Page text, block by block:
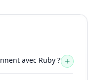
avec Ruby ?